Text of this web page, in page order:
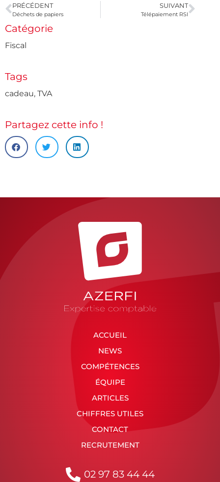
PRÉCÉDENT
Déchets de papiers
SUIVANT
Télépaiement RSI
Catégorie
Fiscal
Tags
cadeau, TVA
Partagez cette info !
ACCUEIL
NEWS
COMPÉTENCES
ÉQUIPE
ARTICLES
CHIFFRES UTILES
CONTACT
RECRUTEMENT
02 97 83 44 44